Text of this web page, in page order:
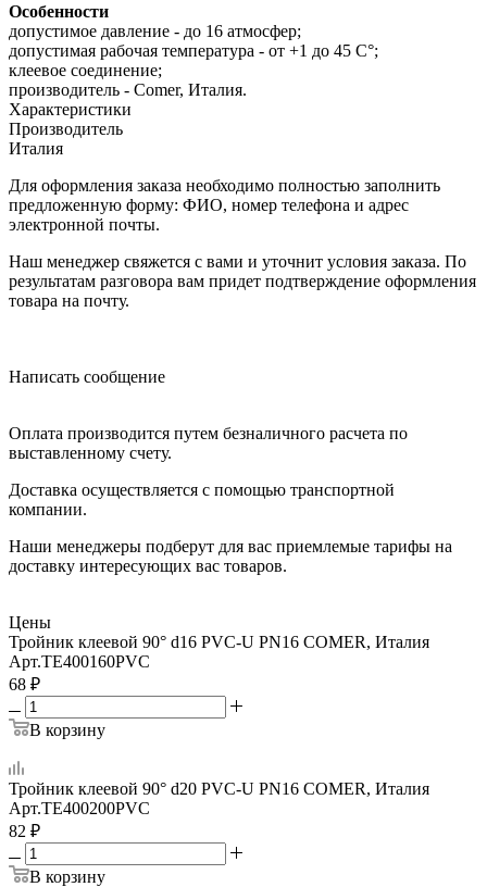
Особенности
допустимое давление - до 16 атмосфер;
допустимая рабочая температура - от +1 до 45 С°;
клеевое соединение;
производитель - Comer, Италия.
Характеристики
Производитель
Италия
Для оформления заказа необходимо полностью заполнить
предложенную форму: ФИО, номер телефона и адрес
электронной почты.
Наш менеджер свяжется с вами и уточнит условия заказа. По
результатам разговора вам придет подтверждение оформления
товара на почту.
Написать сообщение
Оплата производится путем безналичного расчета по
выставленному счету.
Доставка осуществляется с помощью транспортной
компании.
Наши менеджеры подберут для вас приемлемые тарифы на
доставку интересующих вас товаров.
Цены
Тройник клеевой 90° d16 PVC-U PN16 COMER, Италия
Арт.TE400160PVC
68 ₽
В корзину
Тройник клеевой 90° d20 PVC-U PN16 COMER, Италия
Арт.TE400200PVC
82 ₽
В корзину